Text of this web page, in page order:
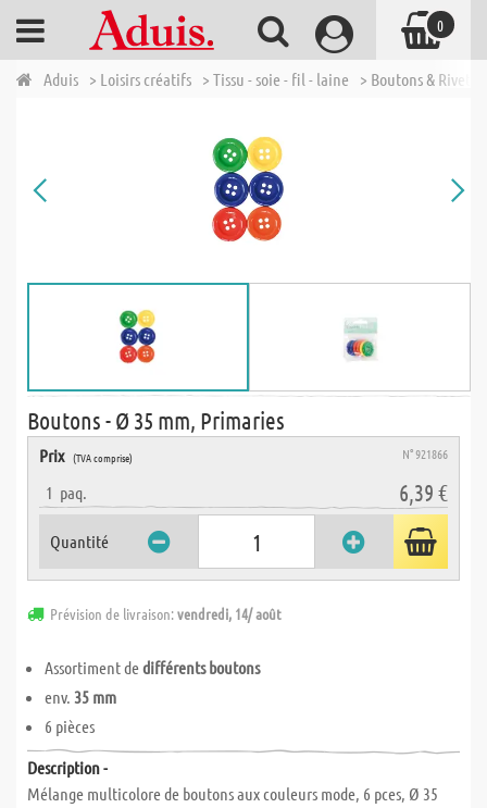
Aduis > Loisirs créatifs > Tissu - soie - fil - laine > Boutons & Rivets
Boutons - Ø 35 mm, Primaries
Prix (TVA comprise) N° 921866
1 paq. 6,39 €
Quantité
Prévision de livraison:vendredi, 14/ août
Assortiment dedifférents boutons
env. 35 mm
6 pièces
Description -
Mélange multicolore de boutons aux couleurs mode, 6 pces, Ø 35
0